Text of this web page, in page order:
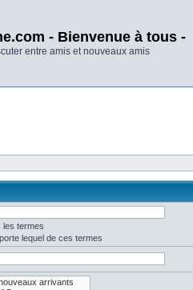
- Bienvenue à tous -
entre amis et nouveaux amis
les termes
lequel de ces termes